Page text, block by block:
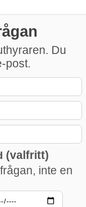
Du
post.
(valfritt)
inte en